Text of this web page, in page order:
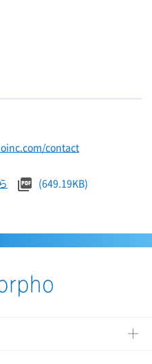
contact
(649.19KB)